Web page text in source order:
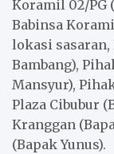
Koramil 02/PG
Babinsa
lokasi sasaran,
Bambang),
Mansyur),
Plaza Cibubur
Kranggan
(Bapak Yunus).